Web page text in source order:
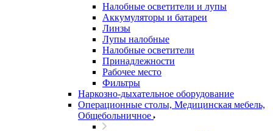
Налобные осветители и лупы
Аккумуляторы и батареи
Линзы
Лупы налобные
Налобные осветители
Принадлежности
Рабочее место
Фильтры
Наркозно-дыхательное оборудование
Операционные столы, Медицинская мебель,
Общебольничное